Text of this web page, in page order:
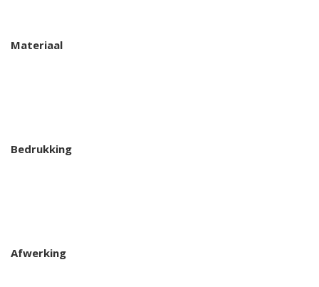
Materiaal
Bedrukking
Afwerking